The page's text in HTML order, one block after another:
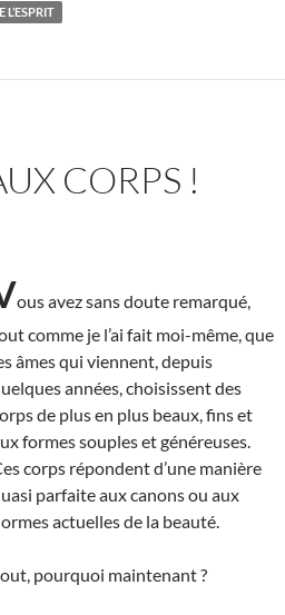
L’ESPRIT
CORPS !
ous avez sans doute remarqué,
comme je l’ai fait moi-même, que
âmes qui viennent, depuis
années, choisissent des
de plus en plus beaux, fins et
formes souples et généreuses.
corps répondent d’une manière
parfaite aux canons ou aux
actuelles de la beauté.
pourquoi maintenant ?